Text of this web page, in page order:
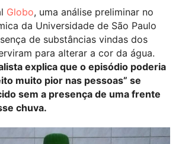
Globo, uma análise preliminar no
da Universidade de São Paulo
de substâncias vindas dos
para alterar a cor da água.
explica que o episódio poderia
muito pior nas pessoas” se
sem a presença de uma frente
chuva.